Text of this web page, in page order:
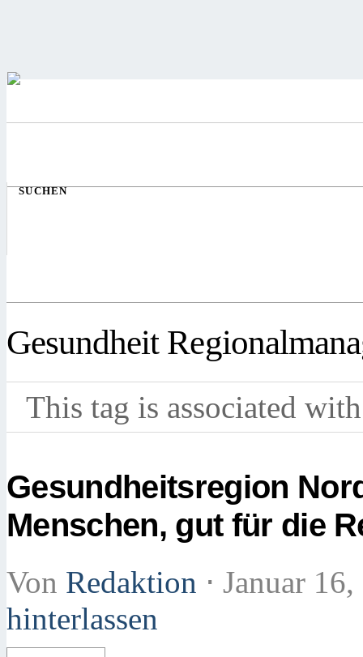
SUCHEN
Gesundheit
This tag is associated
Gesundheitsregion
Menschen, gut für die
Von Redaktion ⋅ Januar
hinterlassen